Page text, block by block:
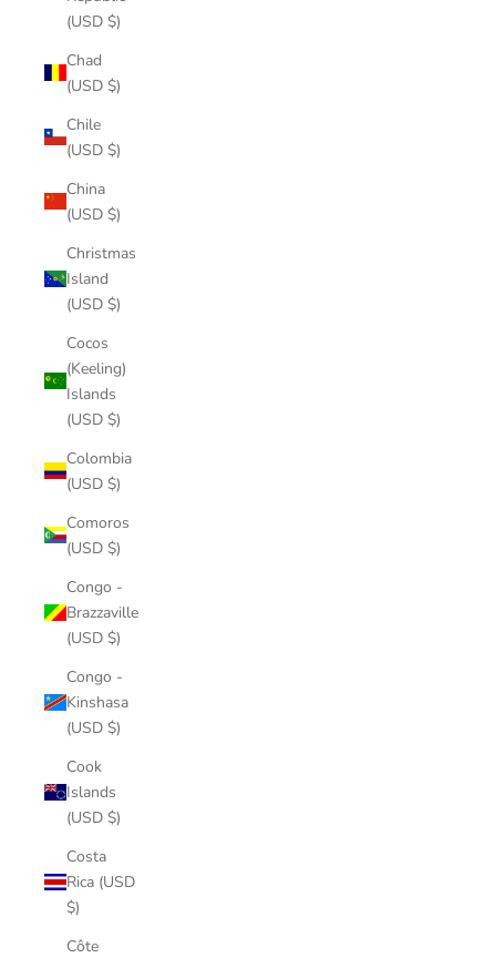
(USD $)
Chad
(USD $)
Chile
(USD $)
China
(USD $)
Christmas
Island
(USD $)
Cocos
(Keeling)
Islands
(USD $)
Colombia
(USD $)
Comoros
(USD $)
Congo -
Brazzaville
(USD $)
Congo -
Kinshasa
(USD $)
Cook
Islands
(USD $)
Costa
Rica (USD
$)
Côte